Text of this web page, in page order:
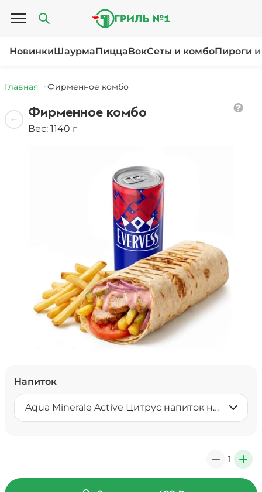
Открыть меню
НовинкиШаурмаПиццаВокСеты и комбоПироги
Главная Фирменное комбо
Фирменное комбо
Вес: 1140 г
Напиток
Aqua Minerale Active Цитрус напиток негазированный 0,5 л
1 +